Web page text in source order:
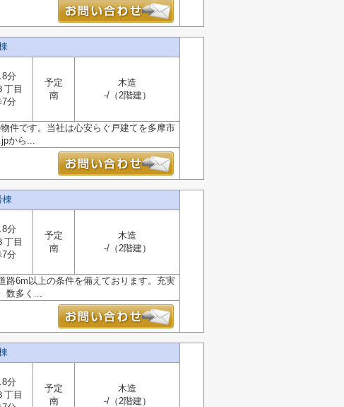
分
丁目
分
予定
南
木造
-/（2階建）
件です。当社は心安らぐ戸建てを多摩市
から...
棟
分
丁目
分
予定
南
木造
-/（2階建）
路6m以上の条件を備えております。充実
数多く...
分
丁目
予定
南
木造
-/（2階建）